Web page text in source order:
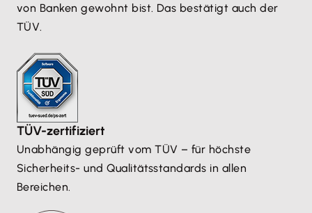
von Banken gewohnt bist. Das bestätigt auch der
TÜV.
TÜV-zertifiziert
Unabhängig geprüft vom TÜV – für höchste
Sicherheits- und Qualitätsstandards in allen
Bereichen.